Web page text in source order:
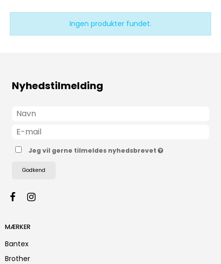
Ingen produkter fundet.
Nyhedstilmelding
Jeg vil gerne tilmeldes nyhedsbrevet
Godkend
MÆRKER
Bantex
Brother